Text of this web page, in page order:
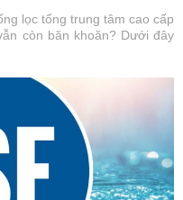
lọc tổng trung tâm cao cấp
còn băn khoăn? Dưới đây